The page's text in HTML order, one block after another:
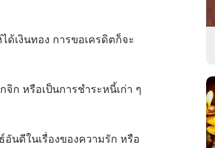
เงินทอง การขอเครดิตก็จะ
ก หรือเป็นการชำระหนี้เก่า ๆ
นดีในเรื่องของความรัก หรือ